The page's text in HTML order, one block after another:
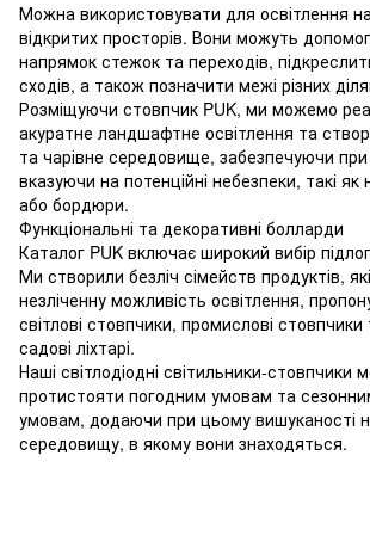
Можна використовувати для освітлення
відкритих просторів. Вони можуть
напрямок стежок та переходів,
сходів, а також позначити межі різних
Розміщуючи стовпчик PUK, ми можемо
акуратне ландшафтне освітлення та
та чарівне середовище, забезпечуючи
вказуючи на потенційні небезпеки, такі як
або бордюри.
Функціональні та декоративні болларди
Каталог PUK включає широкий вибір
Ми створили безліч сімейств продуктів,
незліченну можливість освітлення,
світлові стовпчики, промислові стовпчики
садові ліхтарі.
Наші світлодіодні світильники-стовпчики
протистояти погодним умовам та
умовам, додаючи при цьому вишуканості
середовищу, в якому вони знаходяться.